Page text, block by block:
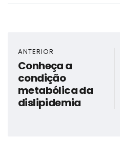
ANTERIOR
Conheça a
condição
metabólica da
dislipidemia